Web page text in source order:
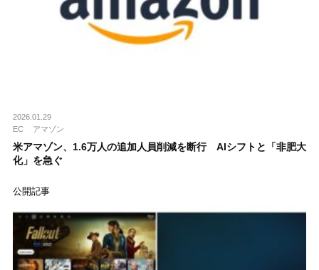
2026.01.29
EC
アマゾン
米アマゾン、1.6万人の追加人員削減を断行 AIシフトと「非肥大
化」を急ぐ
公開記事